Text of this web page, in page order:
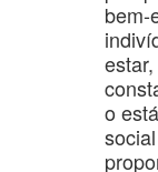
bem-
o